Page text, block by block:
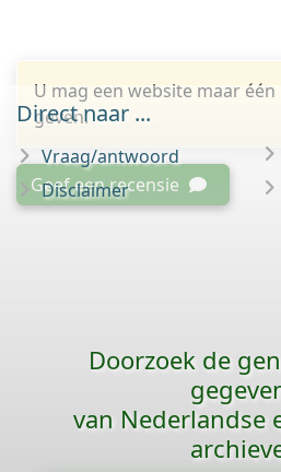
U mag een website maar
geven.
Geef een recensie
Direct naar ...
Vraag/antwoord
Disclaimer
Doorzoek de
van Nederlandse